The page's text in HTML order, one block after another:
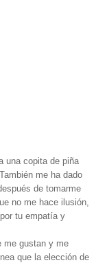
una copita de piña
me ha dado
de tomarme
no me hace ilusión,
tu empatía y
me gustan y me
que la elección de